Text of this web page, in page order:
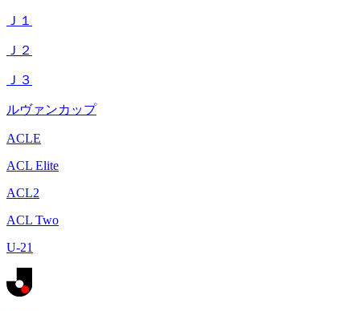
Ｊ１
Ｊ２
Ｊ３
ルヴァンカップ
ACLE
ACL Elite
ACL2
ACL Two
U-21